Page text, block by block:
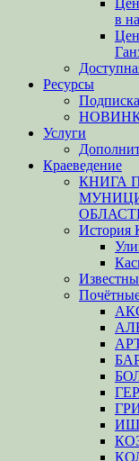
в
Ресурсы
Подписка
Услуги
Краеведение
КНИГА
История